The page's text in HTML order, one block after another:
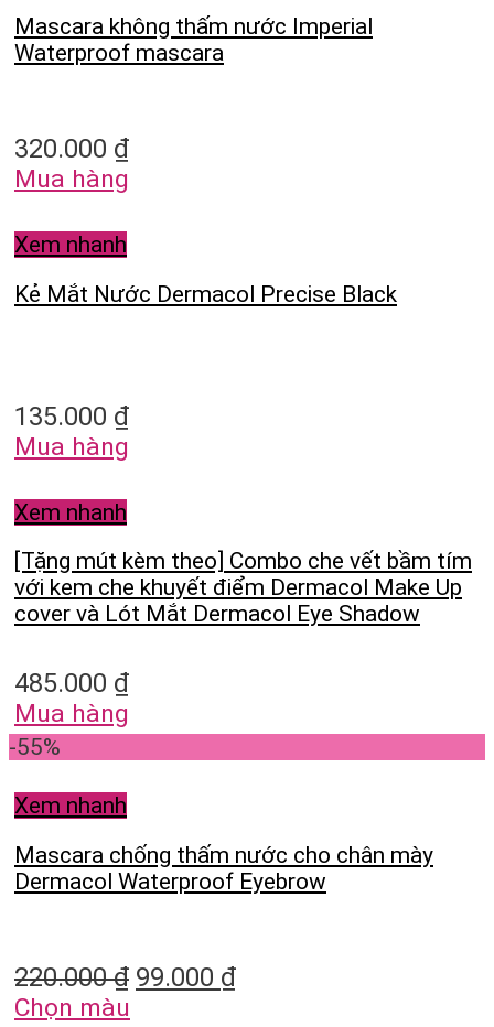
Mascara không thấm nước Imperial
Waterproof mascara
320.000 ₫
Mua hàng
Xem nhanh
Kẻ Mắt Nước Dermacol Precise Black
135.000 ₫
Mua hàng
Xem nhanh
[Tặng mút kèm theo] Combo che vết bầm tím
với kem che khuyết điểm Dermacol Make Up
cover và Lót Mắt Dermacol Eye Shadow
485.000 ₫
Mua hàng
-55%
Xem nhanh
Mascara chống thấm nước cho chân mày
Dermacol Waterproof Eyebrow
220.000₫ 99.000 ₫
Chọn màu